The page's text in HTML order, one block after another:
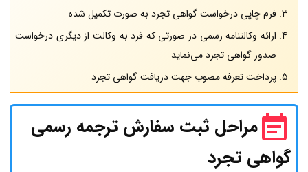
فرم چاپی درخواست گواهی تجرد به صورت تکمیل شده
ارائه وکالتنامه رسمی در صورتی که فرد به وکالت از دیگری درخواست
صدور گواهی تجرد می‌نماید
پرداخت تعرفه مصوب جهت دریافت گواهی تجرد
مراحل ثبت سفارش ترجمه رسمی
گواهی تجرد